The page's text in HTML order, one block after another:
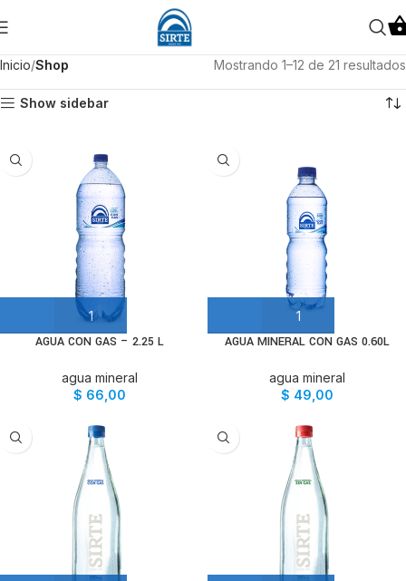
Inicio Shop Mostrando 1–12 de 21 resultados
Show sidebar
AGUA CON GAS – 2.25 L
agua mineral
$ 66,00
AGUA MINERAL CON GAS 0.60L
agua mineral
$ 49,00